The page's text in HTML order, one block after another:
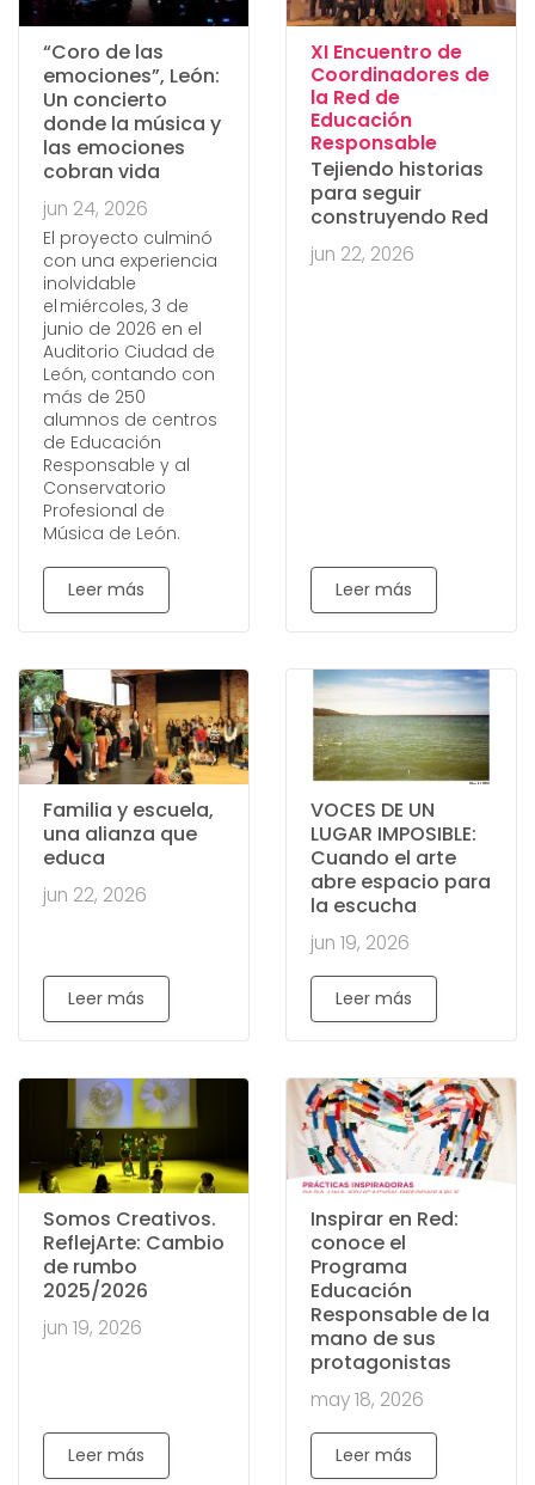
“Coro de las
emociones”, León:
Un concierto
donde la música y
las emociones
cobran vida
jun 24, 2026
El proyecto culminó
con una experiencia
inolvidable
el miércoles, 3 de
junio de 2026 en el
Auditorio Ciudad de
León, contando con
más de 250
alumnos de centros
de Educación
Responsable y al
Conservatorio
Profesional de
Música de León.
Leer más
XI Encuentro de
Coordinadores de
la Red de
Educación
Responsable:
Tejiendo historias
para seguir
construyendo Red
jun 22, 2026
Leer más
Familia y escuela,
una alianza que
educa
jun 22, 2026
Leer más
VOCES DE UN
LUGAR IMPOSIBLE:
Cuando el arte
abre espacio para
la escucha
jun 19, 2026
Leer más
Somos Creativos.
ReflejArte: Cambio
de rumbo
2025/2026
jun 19, 2026
Leer más
Inspirar en Red:
conoce el
Programa
Educación
Responsable de la
mano de sus
protagonistas
may 18, 2026
Leer más